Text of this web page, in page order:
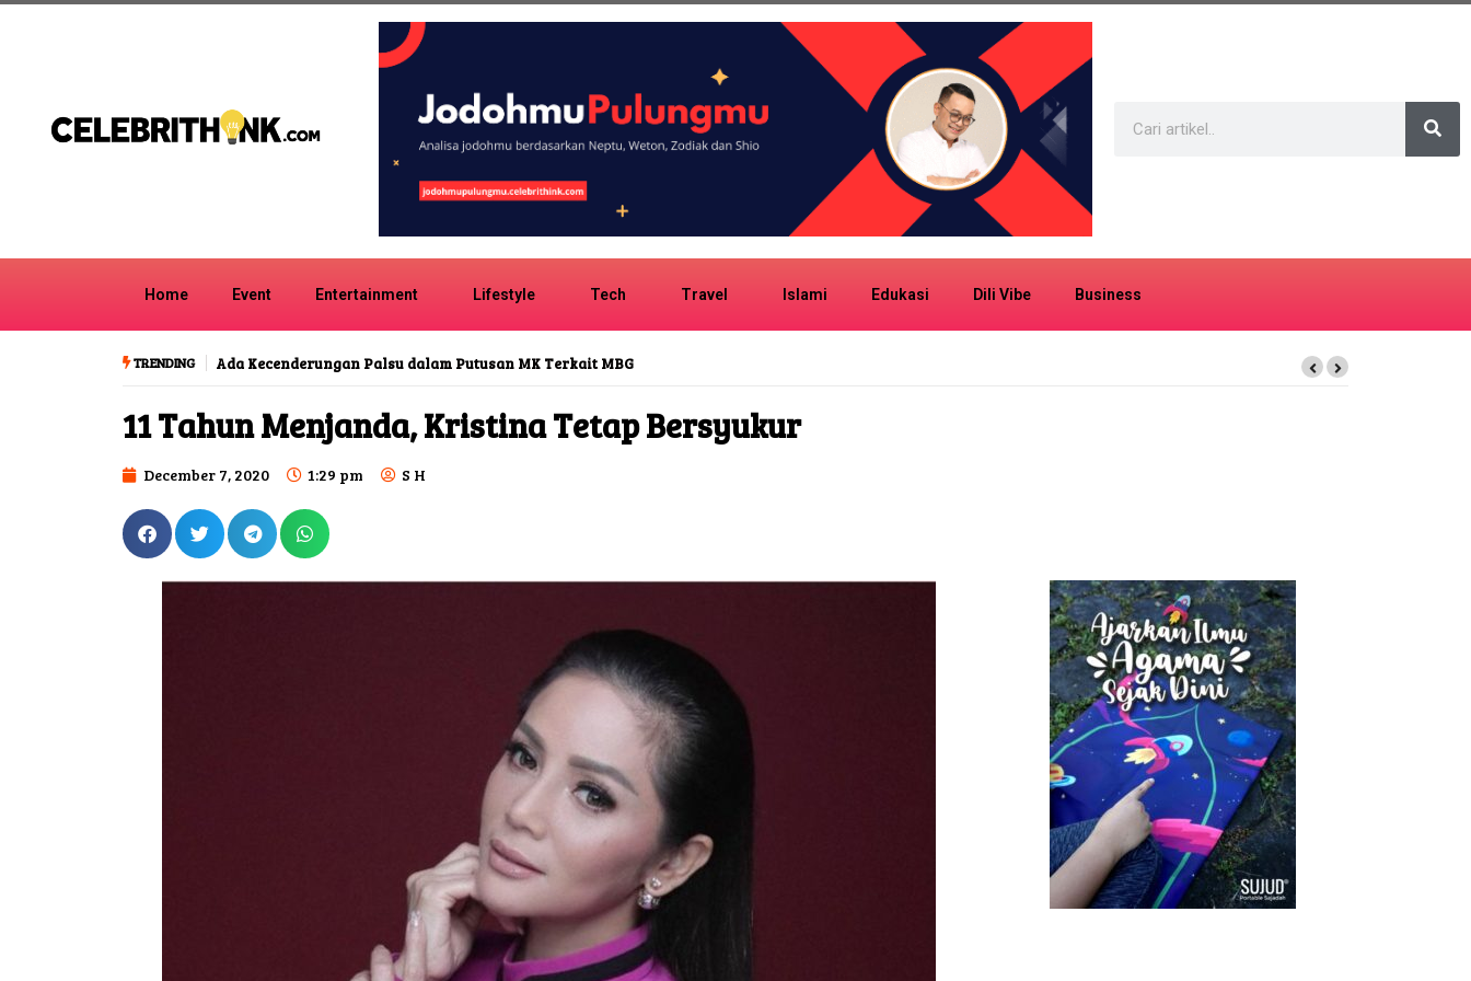
Home Event Entertainment Lifestyle Tech Travel Islami Edukasi Dili Vibe Business
TRENDING Ada Kecenderungan Palsu dalam Putusan MK Terkait MBG
11 Tahun Menjanda, Kristina Tetap Bersyukur
December 7, 2020 1:29 pm S H